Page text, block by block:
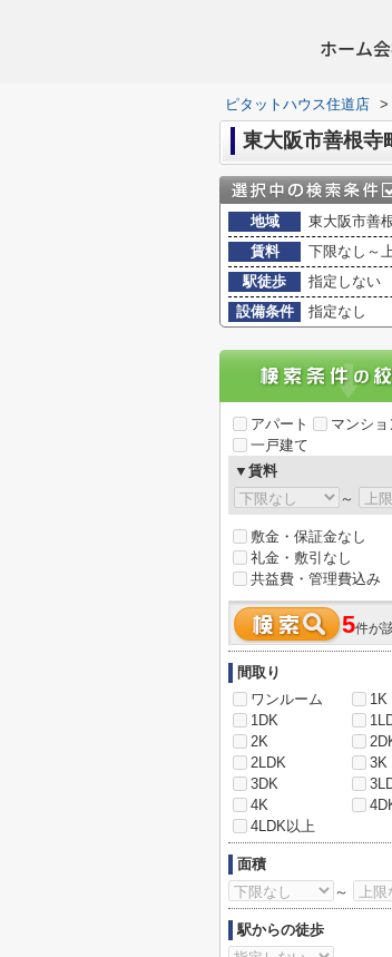
ホーム
ピタットハウス住道店 >
東大阪市善根寺
地域
東大阪市善
賃料
下限なし～
駅徒歩
指定しない
設備条件
指定なし
アパート
マンショ
一戸建て
▼賃料
～
敷金・保証金なし
礼金・敷引なし
共益費・管理費込み
5件が
間取り
ワンルーム
1K
1DK
2K
2LDK
3K
3DK
4K
4LDK以上
面積
～
駅からの徒歩